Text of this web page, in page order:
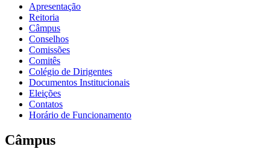
Apresentação
Reitoria
Câmpus
Conselhos
Comissões
Comitês
Colégio de Dirigentes
Documentos Institucionais
Eleições
Contatos
Horário de Funcionamento
Câmpus